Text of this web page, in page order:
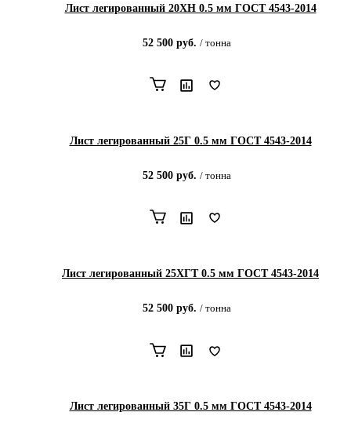
Лист легированный 20ХН 0.5 мм ГОСТ 4543-2014
52 500руб. / тонна
Лист легированный 25Г 0.5 мм ГОСТ 4543-2014
52 500руб. / тонна
Лист легированный 25ХГТ 0.5 мм ГОСТ 4543-2014
52 500руб. / тонна
Лист легированный 35Г 0.5 мм ГОСТ 4543-2014